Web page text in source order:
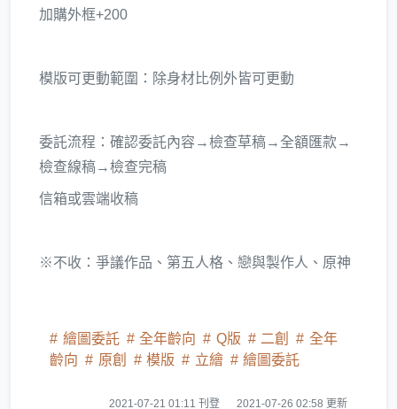
加購外框+200
模版可更動範圍：除身材比例外皆可更動
委託流程：確認委託內容→檢查草稿→全額匯款→
檢查線稿→檢查完稿
信箱或雲端收稿
※不收：爭議作品、第五人格、戀與製作人、原神
繪圖委託 全年齡向 Q版 二創
全年
齡向
原創 模版 立繪 繪圖委託
2021-07-21 01:11 刊登 2021-07-26 02:58 更新